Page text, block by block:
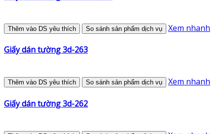
Thêm vào DS yêu thích So sánh sản phẩm dịch vụ Xem nhanh
Giấy dán tường 3d-263
Thêm vào DS yêu thích So sánh sản phẩm dịch vụ Xem nhanh
Giấy dán tường 3d-262